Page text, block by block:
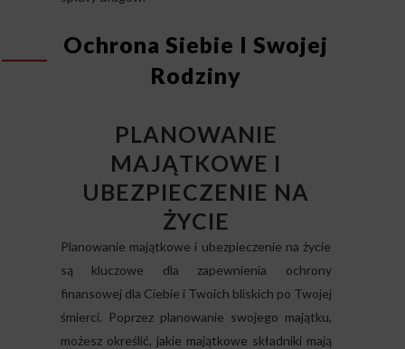
Ochrona Siebie I Swojej
Rodziny
PLANOWANIE
MAJĄTKOWE I
UBEZPIECZENIE NA
ŻYCIE
Planowanie majątkowe i ubezpieczenie na życie
są kluczowe dla zapewnienia ochrony
finansowej dla Ciebie i Twoich bliskich po Twojej
śmierci. Poprzez planowanie swojego majątku,
możesz określić, jakie majątkowe składniki mają